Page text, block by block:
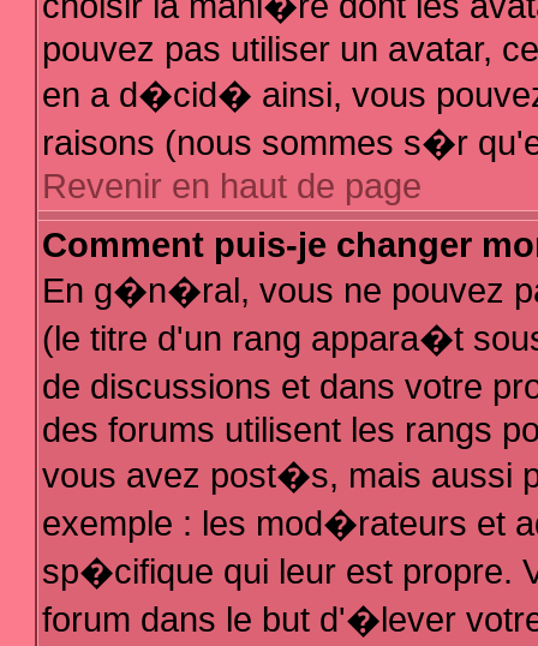
pouvez pas utiliser un avatar,
en a d�cid� ainsi, vous
raisons (nous sommes s�r
Revenir en haut de page
Comment puis-je changer
En g�n�ral, vous ne pouvez
(le titre d'un rang appara�t
de discussions et dans votre
des forums utilisent les rangs
vous avez post�s, mais aussi
exemple : les mod�rateurs et
sp�cifique qui leur est propre.
forum dans le but d'�lever